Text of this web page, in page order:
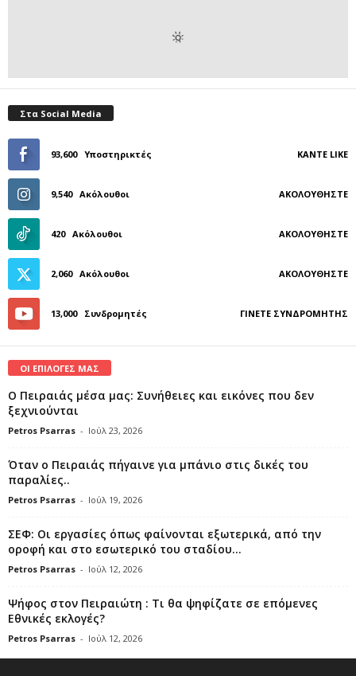
Στα Social Media
93,600 Υποστηρικτές ΚΆΝΤΕ LIKE
9,540 Ακόλουθοι ΑΚΟΛΟΥΘΉΣΤΕ
420 Ακόλουθοι ΑΚΟΛΟΥΘΉΣΤΕ
2,060 Ακόλουθοι ΑΚΟΛΟΥΘΉΣΤΕ
13,000 Συνδρομητές ΓΊΝΕΤΕ ΣΥΝΔΡΟΜΗΤΉΣ
ΟΙ ΕΠΙΛΟΓΕΣ ΜΑΣ
Ο Πειραιάς μέσα μας: Συνήθειες και εικόνες που δεν
ξεχνιούνται
Petros Psarras - Ιούλ 23, 2026
Όταν ο Πειραιάς πήγαινε για μπάνιο στις δικές του
παραλίες..
Petros Psarras - Ιούλ 19, 2026
ΣΕΦ: Οι εργασίες όπως φαίνονται εξωτερικά, από την
οροφή και στο εσωτερικό του σταδίου...
Petros Psarras - Ιούλ 12, 2026
Ψήφος στον Πειραιώτη : Τι θα ψηφίζατε σε επόμενες
Εθνικές εκλογές?
Petros Psarras - Ιούλ 12, 2026